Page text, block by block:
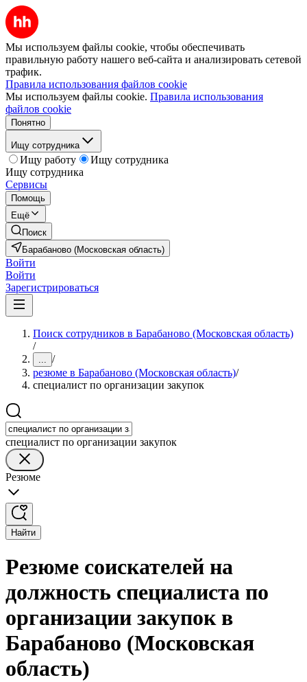
Мы используем файлы cookie, чтобы обеспечивать
правильную работу нашего веб-сайта и анализировать сетевой
трафик.
Правила использования файлов cookie
Мы используем файлы cookie. Правила использования
файлов cookie
Понятно
Ищу сотрудника
Ищу работу
Ищу сотрудника
Ищу сотрудника
Сервисы
Помощь
Ещё
Поиск
Барабаново (Московская область)
Войти
Войти
Зарегистрироваться
Поиск сотрудников в Барабаново (Московская область)
/
... /
резюме в Барабаново (Московская область)/
специалист по организации закупок
специалист по организации закупок
Резюме
Найти
Резюме соискателей на
должность специалиста по
организации закупок в
Барабаново (Московская
область)